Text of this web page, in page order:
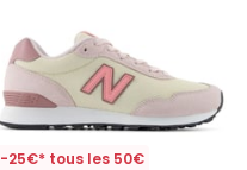
-25€* tous les 50€